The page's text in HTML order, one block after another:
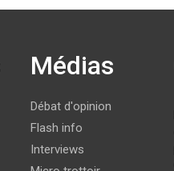
Médias
Débat d'opinion
Flash info
Interviews